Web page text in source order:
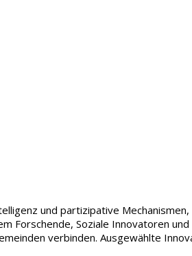
und partizipative
Forschende, Soziale Innovatoren
verbinden. Ausgewählte